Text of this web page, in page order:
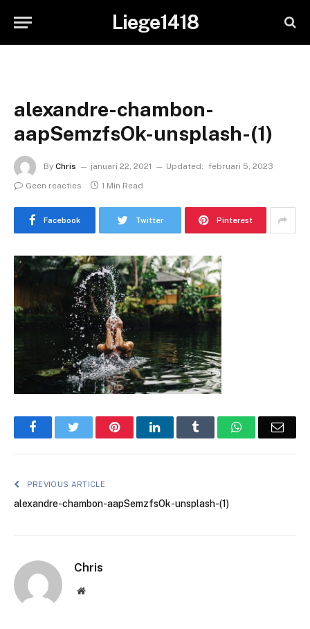
Liege1418
alexandre-chambon-
aapSemzfsOk-unsplash-(1)
By Chris januari 22, 2021 Updated: februari 5, 2023
Geen reacties
1 Min Read
Facebook Twitter Pinterest
FacebookTwitter PinterestLinkedIn Tumblr WhatsApp
PREVIOUS ARTICLE
alexandre-chambon-aapSemzfsOk-unsplash-(1)
Chris
Website